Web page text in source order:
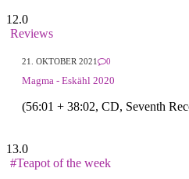
12.0
Reviews
21. OKTOBER 2021 0
Magma - Eskähl 2020
(56:01 + 38:02, CD, Seventh
13.0
#Teapot of the week